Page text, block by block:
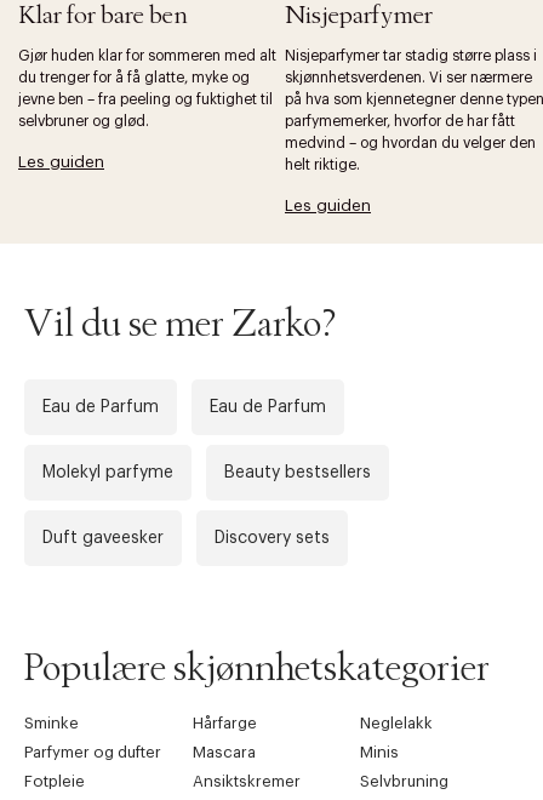
Klar for bare ben
Gjør huden klar for sommeren med alt
du trenger for å få glatte, myke og
jevne ben – fra peeling og fuktighet til
selvbruner og glød.
Les guiden
Nisjeparfymer
Nisjeparfymer tar stadig større plass i
skjønnhetsverdenen. Vi ser nærmere
på hva som kjennetegner denne typen
parfymemerker, hvorfor de har fått
medvind – og hvordan du velger den
helt riktige.
Les guiden
Forrige
Vil du se mer Zarko?
Eau de Parfum Eau de Parfum
Molekyl parfyme Beauty bestsellers
Duft gaveesker Discovery sets
Populære skjønnhetskategorier
Sminke Hårfarge
Neglelakk
Parfymer og dufter
Mascara
Minis
Fotpleie
Ansiktskremer
Selvbruning